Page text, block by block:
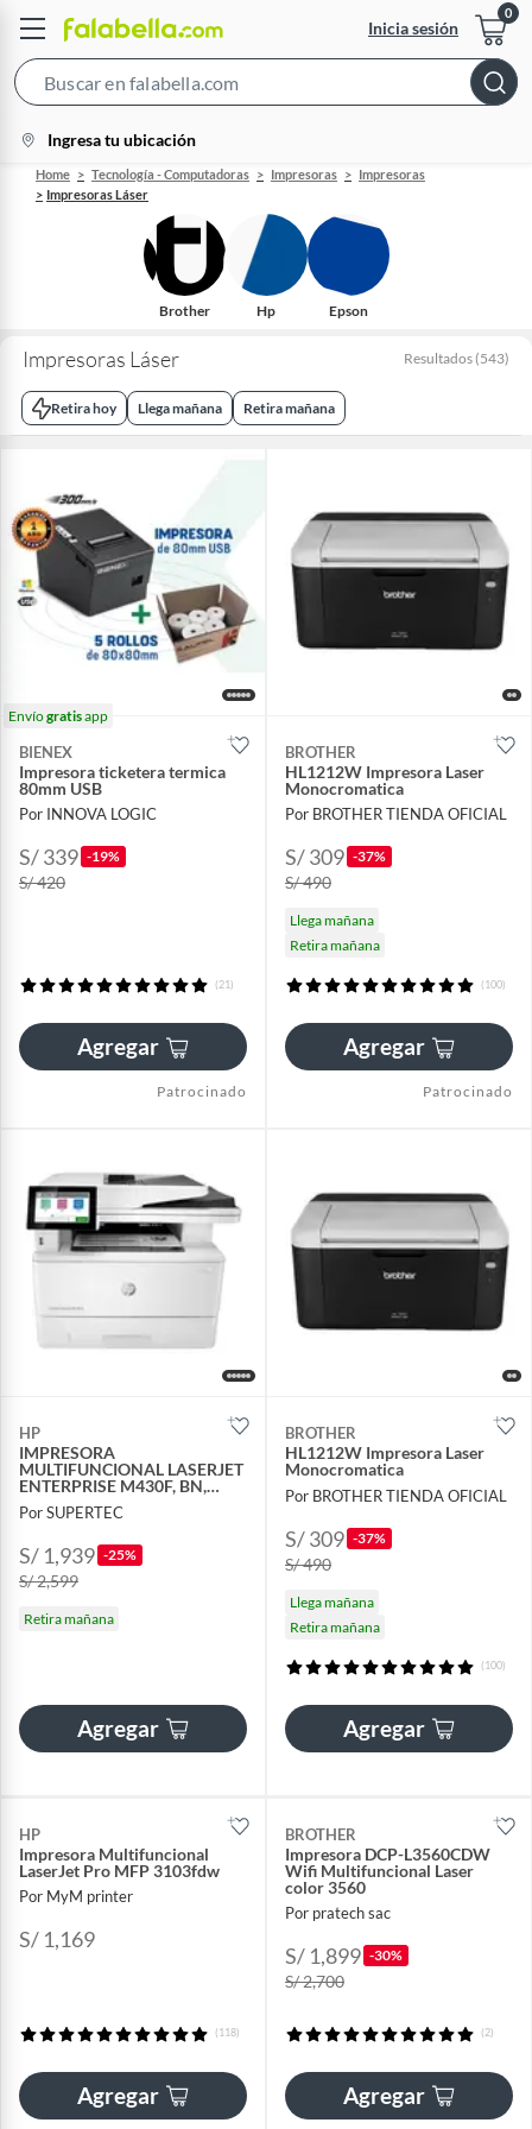
Inicia sesión
Bar
location-
icon
Ingresa tu ubicación
Home Tecnología - Computadoras Impresoras
Impresoras
Impresoras Láser
Brother Hp Epson
Impresoras Láser Resultados (543)
Retira hoy Llega mañana Retira mañana
Envíogratisapp
BIENEX
Impresora ticketera termica
80mm USB
Por INNOVA LOGIC
S/ 339 -19%
S/ 420
(21)
Agregar
Patrocinado
BROTHER
HL1212W Impresora Laser
Monocromatica
Por BROTHER TIENDA OFICIAL
S/ 309 -37%
S/ 490
Llega mañana
Retira mañana
(100)
Agregar
Patrocinado
HP
IMPRESORA
MULTIFUNCIONAL LASERJET
ENTERPRISE M430F, BN,
DUPLEX 3PZ55A
Por SUPERTEC
S/ 1,939 -25%
S/ 2,599
Retira mañana
Agregar
BROTHER
HL1212W Impresora Laser
Monocromatica
Por BROTHER TIENDA OFICIAL
S/ 309 -37%
S/ 490
Llega mañana
Retira mañana
(100)
Agregar
HP
Impresora Multifuncional
LaserJet Pro MFP 3103fdw
Por MyM printer
S/ 1,169
(118)
Agregar
BROTHER
Impresora DCP-L3560CDW
Wifi Multifuncional Laser
color 3560
Por pratech sac
S/ 1,899 -30%
S/ 2,700
(2)
Agregar